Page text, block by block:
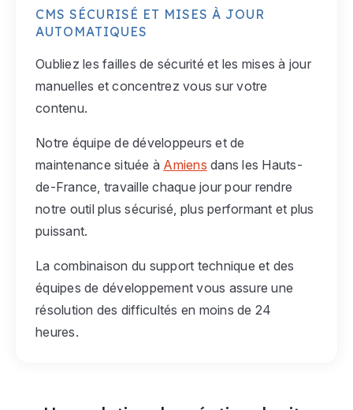
CMS SÉCURISÉ ET MISES À JOUR
AUTOMATIQUES
Oubliez les failles de sécurité et les mises à jour
manuelles et concentrez vous sur votre
contenu.
Notre équipe de développeurs et de
maintenance située à Amiens dans les Hauts-
de-France, travaille chaque jour pour rendre
notre outil plus sécurisé, plus performant et plus
puissant.
La combinaison du support technique et des
équipes de développement vous assure une
résolution des difficultés en moins de 24
heures.